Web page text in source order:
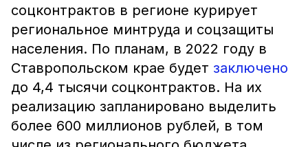
соцконтрактов в регионе курирует
региональное минтруда и соцзащиты
населения. По планам, в 2022 году в
Ставропольском крае будет заключено
до 4,4 тысячи соцконтрактов. На их
реализацию запланировано выделить
более 600 миллионов рублей, в том